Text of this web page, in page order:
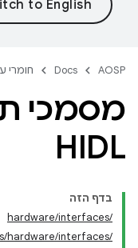
AOSP
Docs חומרי
מסמכי
HIDL
בדף הזה
/hardware/interfaces
/frameworks/hardware/interfaces